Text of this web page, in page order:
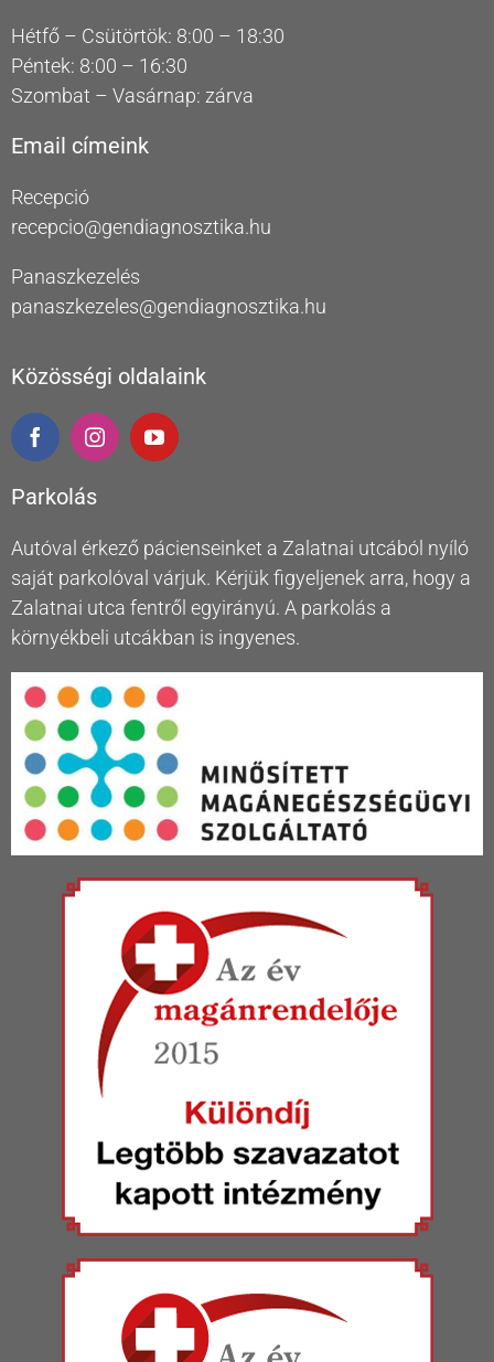
Hétfő – Csütörtök: 8:00 – 18:30
Péntek: 8:00 – 16:30
Szombat – Vasárnap: zárva
Email címeink
Recepció
recepcio@gendiagnosztika.hu
Panaszkezelés
panaszkezeles@gendiagnosztika.hu
Közösségi oldalaink
Parkolás
Autóval érkező pácienseinket a Zalatnai utcából nyíló
saját parkolóval várjuk. Kérjük figyeljenek arra, hogy a
Zalatnai utca fentről egyirányú. A parkolás a
környékbeli utcákban is ingyenes.